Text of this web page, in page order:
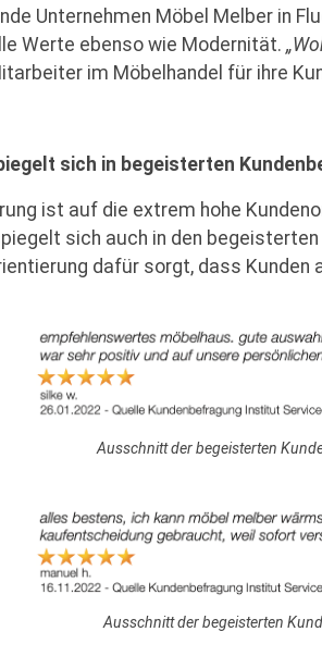
Unternehmen Möbel Melber in
Werte ebenso wie Modernität.
im Möbelhandel für ihre
sich in begeisterten
ist auf die extrem hohe
sich auch in den
dafür sorgt, dass
Ausschnitt der begeisterten
Ausschnitt der begeisterten